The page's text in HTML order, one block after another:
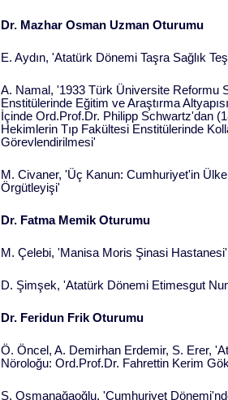
Dr. Mazhar Osman Uzman Oturumu
E. Aydın, 'Atatürk Dönemi Taşra Sağlık
A. Namal, '1933 Türk Üniversite Reformu
Enstitülerinde Eğitim ve Araştırma
İçinde Ord.Prof.Dr. Philipp Schwartz'dan
Hekimlerin Tıp Fakültesi Enstitülerinde
Görevlendirilmesi'
M. Civaner, 'Üç Kanun: Cumhuriyet'in
Örgütleyişi'
Dr. Fatma Memik Oturumu
M. Çelebi, 'Manisa Moris Şinasi Hastanesi'
D. Şimşek, 'Atatürk Dönemi Etimesgut
Dr. Feridun Frik Oturumu
Ö. Öncel, A. Demirhan Erdemir, S. Erer,
Nöroloğu: Ord.Prof.Dr. Fahrettin Kerim
Ş. Osmanağaoğlu, 'Cumhuriyet